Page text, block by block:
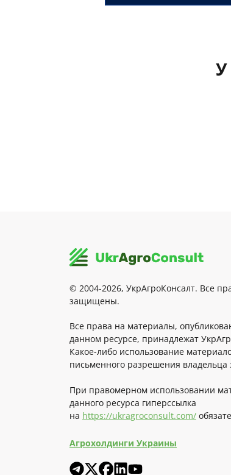
У
© 2004-2026, УкрАгроКонсалт. Все
защищены.
Все права на материалы,
данном ресурсе, принадлежат
Какое-либо использование
письменного разрешения
При правомерном использовании
данного ресурса гиперссылка
на https://ukragroconsult.com/
Агрохолдинги Украины